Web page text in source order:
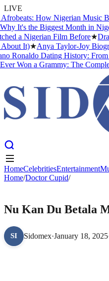
LIVE
How Nigerian Music
It's the Biggest Month in
a Nigerian Film Before★Drake
It)★Anya Taylor-Joy
Dating History: From
Won a Grammy: The Complete
HomeCelebritiesEntertainment
HomeCelebritiesEntertainment
Home/Doctor Cupid/
Nu Kan Du Betala
SI Sidomex·January 18, 2025